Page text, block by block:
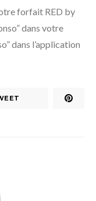
forfait RED by
dans votre
dans l’application